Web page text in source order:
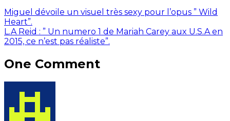
Miguel dévoile un visuel très sexy pour l’opus ” Wild
Heart”.
L.A Reid : ” Un numero 1 de Mariah Carey aux U.S.A en
2015, ce n’est pas réaliste”.
One Comment